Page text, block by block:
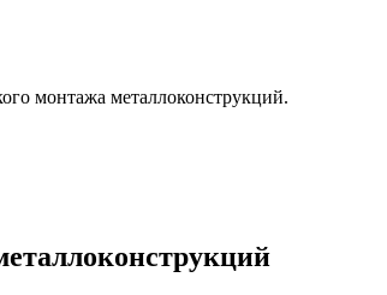
монтажа металлоконструкций.